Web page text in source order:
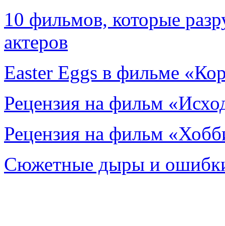
10 фильмов, которые
актеров
Easter Eggs в фильме
Рецензия на фильм
Рецензия на фильм
Сюжетные дыры и